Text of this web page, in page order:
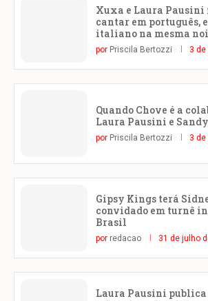
Xuxa e Laura Pausini
cantar em português,
italiano na mesma
por Priscila Bertozzi 3
Quando Chove é a
Laura Pausini e Sandy
por Priscila Bertozzi 3
Gipsy Kings terá
convidado em turnê
Brasil
por redacao 31 de julho
Laura Pausini publica